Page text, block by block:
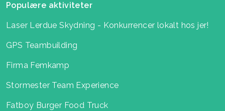
Populære aktiviteter
Laser Lerdue Skydning - Konkurrencer lokalt hos jer!
GPS Teambuilding
Firma Femkamp
Stormester Team Experience
Fatboy Burger Food Truck